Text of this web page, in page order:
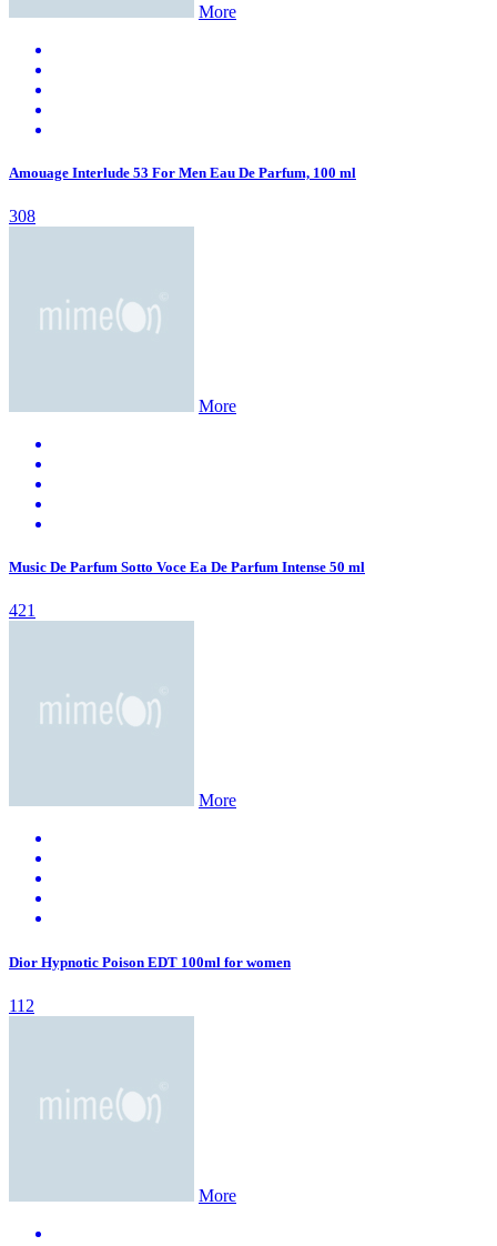
More
Amouage Interlude 53 For Men Eau De Parfum, 100 ml
308
More
Music De Parfum Sotto Voce Ea De Parfum Intense 50 ml
421
More
Dior Hypnotic Poison EDT 100ml for women
112
More